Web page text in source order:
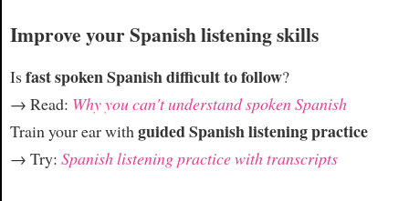
Improve your Spanish listening skills
Isfast spoken Spanish difficult to follow?
→ Read: Why you can't understand spoken Spanish
Train your ear withguided Spanish listening practice
→ Try: Spanish listening practice with transcripts